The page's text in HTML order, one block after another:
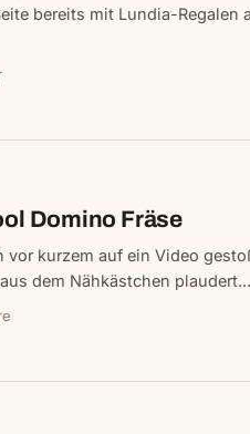
bereits mit Lundia-Regalen
Domino Fräse
vor kurzem auf ein Video
dem Nähkästchen